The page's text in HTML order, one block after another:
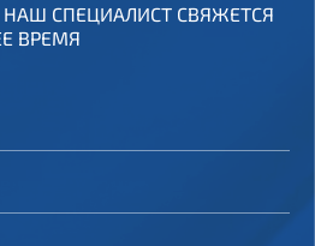
НАШ СПЕЦИАЛИСТ СВЯЖЕТСЯ
ВРЕМЯ